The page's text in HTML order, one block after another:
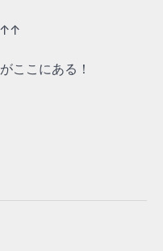
ここにある！